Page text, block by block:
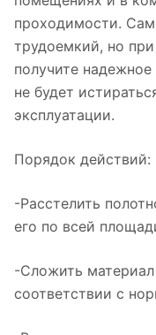
проходимости.
трудоемкий, но
получите
не будет
эксплуатации.
Порядок действий:
-Расстелить
его по всей
-Сложить материал
соответствии с